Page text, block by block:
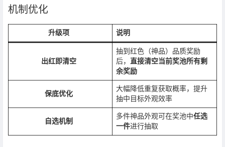
机制优化
升级项 说明
出红即清空
抽到红色（神品）品质奖励
后， 直接清空当前奖池所有剩
余奖励
保底优化
大幅降低重复获取概率，提升
抽中目标外观效率
自选机制
多件神品外观可在奖池中任选
一件进行抽取